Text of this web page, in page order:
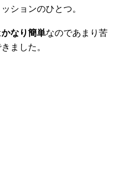
ションのひとつ。
かなり簡単なのであまり苦
ました。